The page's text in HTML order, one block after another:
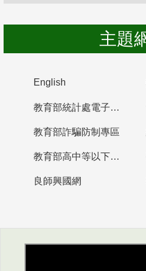
主題
English
教育部統計處電子書櫃
教育部詐騙防制專區
教育部高中等以下學校及幼兒園教師資格檢定考試
良師興國網